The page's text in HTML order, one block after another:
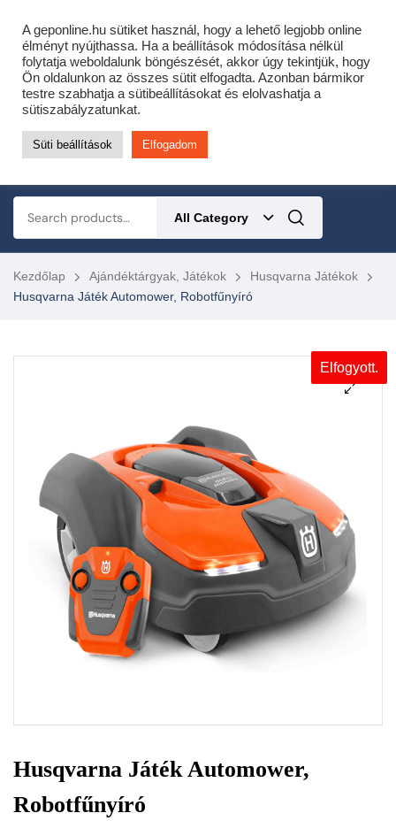
Cofidis expressz online áruhitel 0 % THM-el 10 hónapra!
Most minden akciós HQ láncfűrészhez ajándékba adunk egy fűrészláncot!
Részletek ide kattintva!
KERTÉSZETI – ERDÉSZETI – ÉPÍTŐIPARI GÉP WEBSHOP
All Category
Kezdőlap Ajándéktárgyak, Játékok
Husqvarna Játékok
Husqvarna Játék Automower, Robotfűnyíró
Elfogyott.
Husqvarna Játék Automower,
Robotfűnyíró
A geponline.hu sütiket használ, hogy a lehető legjobb online
élményt nyújthassa. Ha a beállítások módosítása nélkül
folytatja weboldalunk böngészését, akkor úgy tekintjük, hogy
Ön oldalunkon az összes sütit elfogadta. Azonban bármikor
testre szabhatja a sütibeállításokat és elolvashatja a
sütiszabályzatunkat.
Süti beállítások Elfogadom